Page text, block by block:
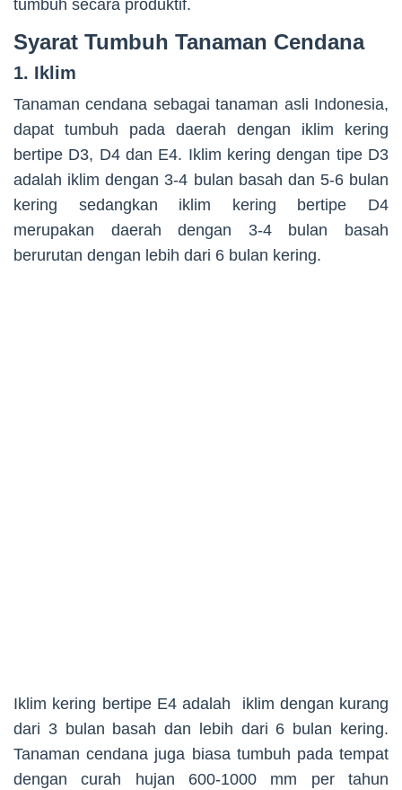
tumbuh secara produktif.
Syarat Tumbuh Tanaman Cendana
1. Iklim
Tanaman cendana sebagai tanaman asli Indonesia,
dapat tumbuh pada daerah dengan iklim kering
bertipe D3, D4 dan E4. Iklim kering dengan tipe D3
adalah iklim dengan 3-4 bulan basah dan 5-6 bulan
kering sedangkan iklim kering bertipe D4
merupakan daerah dengan 3-4 bulan basah
berurutan dengan lebih dari 6 bulan kering.
Iklim kering bertipe E4 adalah iklim dengan kurang
dari 3 bulan basah dan lebih dari 6 bulan kering.
Tanaman cendana juga biasa tumbuh pada tempat
dengan curah hujan 600-1000 mm per tahun